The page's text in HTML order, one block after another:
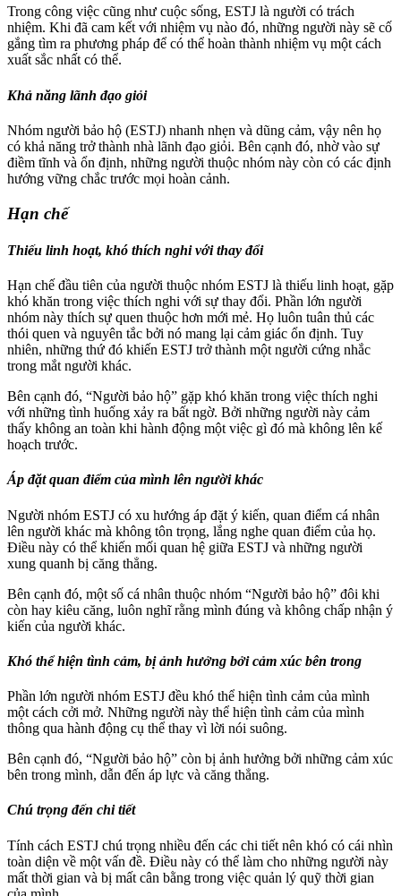
Trong công việc cũng như cuộc sống, ESTJ là người có trách
nhiệm. Khi đã cam kết với nhiệm vụ nào đó, những người này sẽ cố
gắng tìm ra phương pháp để có thể hoàn thành nhiệm vụ một cách
xuất sắc nhất có thể.
Khả năng lãnh đạo giỏi
Nhóm người bảo hộ (ESTJ) nhanh nhẹn và dũng cảm, vậy nên họ
có khả năng trở thành nhà lãnh đạo giỏi. Bên cạnh đó, nhờ vào sự
điềm tĩnh và ổn định, những người thuộc nhóm này còn có các định
hướng vững chắc trước mọi hoàn cảnh.
Hạn chế
Thiếu linh hoạt, khó thích nghi với thay đổi
Hạn chế đầu tiên của người thuộc nhóm ESTJ là thiếu linh hoạt, gặp
khó khăn trong việc thích nghi với sự thay đổi. Phần lớn người
nhóm này thích sự quen thuộc hơn mới mẻ. Họ luôn tuân thủ các
thói quen và nguyên tắc bởi nó mang lại cảm giác ổn định. Tuy
nhiên, những thứ đó khiến ESTJ trở thành một người cứng nhắc
trong mắt người khác.
Bên cạnh đó, “Người bảo hộ” gặp khó khăn trong việc thích nghi
với những tình huống xảy ra bất ngờ. Bởi những người này cảm
thấy không an toàn khi hành động một việc gì đó mà không lên kế
hoạch trước.
Áp đặt quan điểm của mình lên người khác
Người nhóm ESTJ có xu hướng áp đặt ý kiến, quan điểm cá nhân
lên người khác mà không tôn trọng, lắng nghe quan điểm của họ.
Điều này có thể khiến mối quan hệ giữa ESTJ và những người
xung quanh bị căng thẳng.
Bên cạnh đó, một số cá nhân thuộc nhóm “Người bảo hộ” đôi khi
còn hay kiêu căng, luôn nghĩ rằng mình đúng và không chấp nhận ý
kiến của người khác.
Khó thể hiện tình cảm, bị ảnh hưởng bởi cảm xúc bên trong
Phần lớn người nhóm ESTJ đều khó thể hiện tình cảm của mình
một cách cởi mở. Những người này thể hiện tình cảm của mình
thông qua hành động cụ thể thay vì lời nói suông.
Bên cạnh đó, “Người bảo hộ” còn bị ảnh hưởng bởi những cảm xúc
bên trong mình, dẫn đến áp lực và căng thẳng.
Chú trọng đến chi tiết
Tính cách ESTJ chú trọng nhiều đến các chi tiết nên khó có cái nhìn
toàn diện về một vấn đề. Điều này có thể làm cho những người này
mất thời gian và bị mất cân bằng trong việc quản lý quỹ thời gian